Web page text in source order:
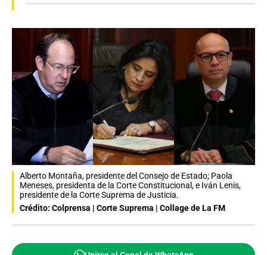
Alberto Montaña, presidente del Consejo de Estado; Paola
Meneses, presidenta de la Corte Constitucional, e Iván Lenis,
presidente de la Corte Suprema de Justicia.
Crédito: Colprensa | Corte Suprema | Collage de La FM